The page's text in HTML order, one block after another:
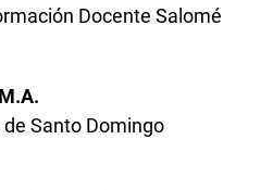
Docente Salomé
Santo Domingo